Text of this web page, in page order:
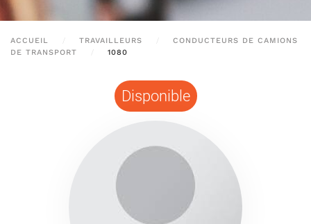
ACCUEIL TRAVAILLEURS
CONDUCTEURS DE CAMIONS
DE TRANSPORT
1080
Disponible